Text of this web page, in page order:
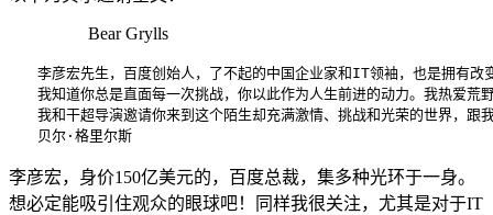
Bear Grylls
李彦宏先生，百度创始人，了不起的中国企业家和IT领袖，也是拥有改
我知道你总是直面每一次挑战，你以此作为人生前进的动力。我热爱荒
我和干超导演邀请你来到这个陌生却充满激情、挑战和光荣的世界，跟
李彦宏，身价150亿美元的，百度总裁，集多种光环于一身。
想必定能吸引住观众的眼球吧！同样我很关注，尤其是对于IT